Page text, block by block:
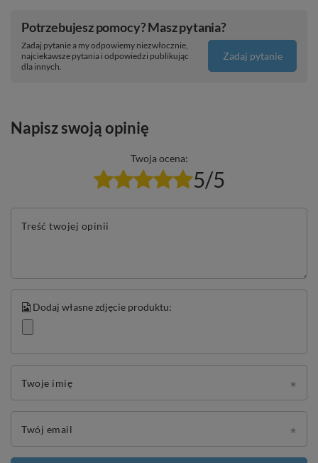
Potrzebujesz pomocy? Masz pytania?
Zadaj pytanie a my odpowiemy niezwłocznie,
najciekawsze pytania i odpowiedzi publikując
dla innych.
Zadaj pytanie
Napisz swoją opinię
Twoja ocena:
5/5
Treść twojej opinii
Dodaj własne zdjęcie produktu:
Twoje imię
Twój email